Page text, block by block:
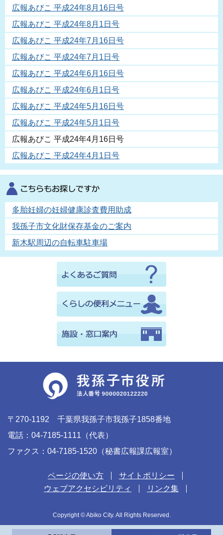
広報あびこ 平成24年8月16日号
広報あびこ 平成24年8月1日号
広報あびこ 平成24年7月16日号
広報あびこ 平成24年7月1日号
広報あびこ 平成24年6月16日号
広報あびこ 平成24年6月1日号
広報あびこ 平成24年5月16日号
広報あびこ 平成24年5月1日号
広報あびこ 平成24年4月16日号
広報あびこ 平成24年4月1日号
多胎妊婦の妊婦健康診査費用助成
我孫子市文化財保存基金のご案内
新木駅周辺の自転車駐車場
〒270-1192 千葉県我孫子市我孫子1858番地
電話：04-7185-1111（代表）
ファクス：04-7185-1520（秘書広報課広報室）
ページの使い方
サイトポリシー
ウェブアクセシビリティ
リンク集
Copyright © Abiko City. All Rights Reserved.